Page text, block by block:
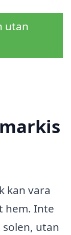
utan
kan vara
hem. Inte
utan